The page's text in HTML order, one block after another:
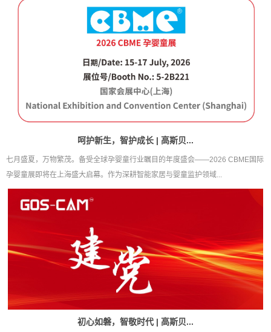
呵护新生，智护成长 | 高斯贝...
七月盛夏，万物繁茂。备受全球孕婴童行业瞩目的年度盛会——2026 CBME国际
孕婴童展即将在上海盛大启幕。作为深耕智能家居与婴童监护领域...
初心如磐，智敬时代 | 高斯贝...